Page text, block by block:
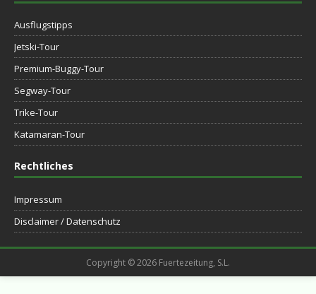
Ausflugstipps
Jetski-Tour
Premium-Buggy-Tour
Segway-Tour
Trike-Tour
Katamaran-Tour
Rechtliches
Impressum
Disclaimer / Datenschutz
Copyright © 2026 Fuertezeitung, S.L.